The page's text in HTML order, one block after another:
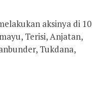
aksinya di 10
Terisi, Anjatan,
Tukdana,